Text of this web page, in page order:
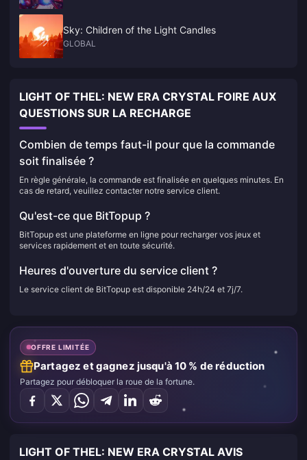
Sky: Children of the Light Candles
GLOBAL
LIGHT OF THEL: NEW ERA CRYSTAL FOIRE AUX
QUESTIONS SUR LA RECHARGE
Combien de temps faut-il pour que la commande
soit finalisée ?
En règle générale, la commande est finalisée en quelques minutes. En
cas de retard, veuillez contacter notre service client.
Qu'est-ce que BitTopup ?
BitTopup est une plateforme en ligne pour recharger vos jeux et
services rapidement et en toute sécurité.
Heures d'ouverture du service client ?
Le service client de BitTopup est disponible 24h/24 et 7j/7.
OFFRE LIMITÉE
Partagez et gagnez jusqu'à 10 % de réduction
Partagez pour débloquer la roue de la fortune.
LIGHT OF THEL: NEW ERA CRYSTAL AVIS